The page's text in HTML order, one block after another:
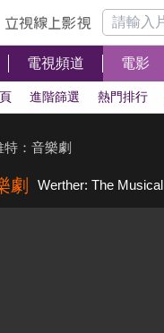
電視頻道 電影
進階篩選 熱門排行
特：音樂劇
劇 Werther: The Musical